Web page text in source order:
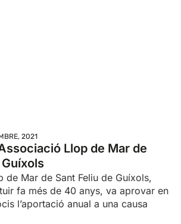
2021
Llop de Mar de
de Mar de Sant Feliu de Guíxols,
fa més de 40 anys, va aprovar en
l’aportació anual a una causa